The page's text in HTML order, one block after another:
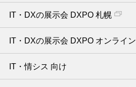
IT・DXの展示会 DXPO 札幌
IT・DXの展示会 DXPO オンライン
IT・情シス 向け